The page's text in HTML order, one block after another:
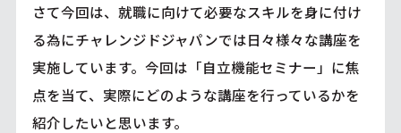
さて今回は、就職に向けて必要なスキルを身に付け
る為にチャレンジドジャパンでは日々様々な講座を
実施しています。今回は「自立機能セミナー」に焦
点を当て、実際にどのような講座を行っているかを
紹介したいと思います。